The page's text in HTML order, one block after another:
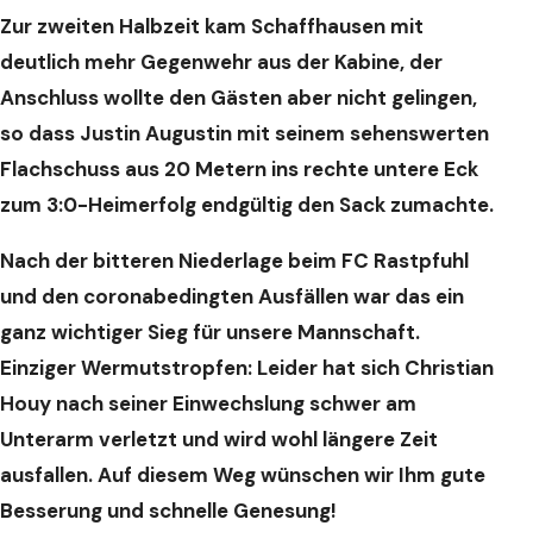
Zur zweiten Halbzeit kam Schaffhausen mit
deutlich mehr Gegenwehr aus der Kabine, der
Anschluss wollte den Gästen aber nicht gelingen,
so dass Justin Augustin mit seinem sehenswerten
Flachschuss aus 20 Metern ins rechte untere Eck
zum 3:0-Heimerfolg endgültig den Sack zumachte.
Nach der bitteren Niederlage beim FC Rastpfuhl
und den coronabedingten Ausfällen war das ein
ganz wichtiger Sieg für unsere Mannschaft.
Einziger Wermutstropfen: Leider hat sich Christian
Houy nach seiner Einwechslung schwer am
Unterarm verletzt und wird wohl längere Zeit
ausfallen. Auf diesem Weg wünschen wir Ihm gute
Besserung und schnelle Genesung!